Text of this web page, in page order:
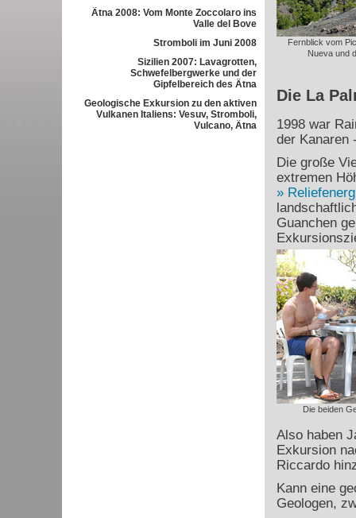
Ätna 2008: Vom Monte Zoccolaro ins
Valle del Bove
Stromboli im Juni 2008
Sizilien 2007: Lavagrotten,
Schwefelbergwerke und der
Gipfelbereich des Ätna
Geologische Exkursion zu den aktiven
Vulkanen Italiens: Vesuv, Stromboli,
Vulcano, Ätna
Fernblick vom
Nueva und
Die La
1998 war
der Kanaren
Die große
extremen
Guanchen
Die beiden
Also haben
Exkursion
Riccardo
Kann eine
Geologen,